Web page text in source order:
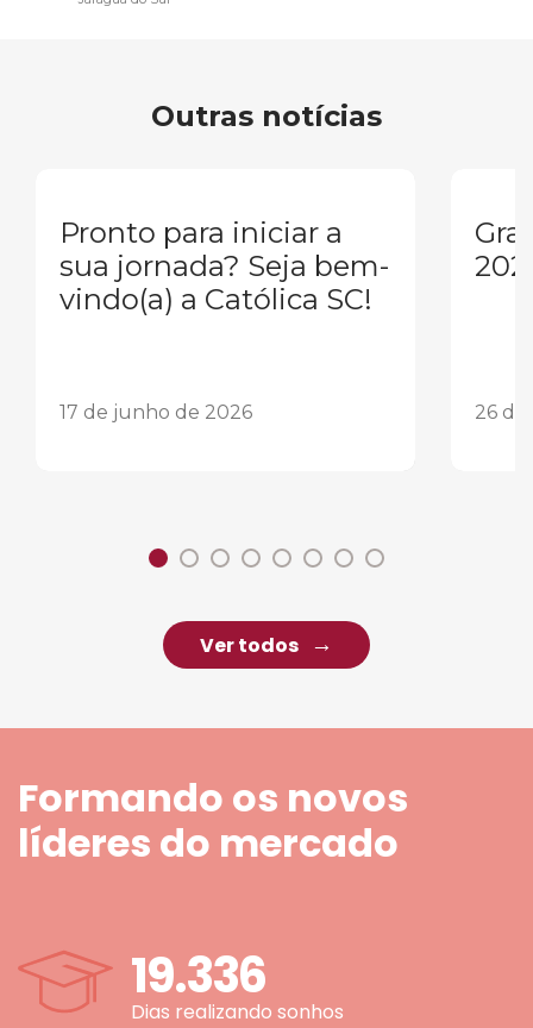
Outras notícias
Pronto para iniciar a
sua jornada? Seja bem-
vindo(a) a Católica SC!
17 de junho de 2026 26 de
Ver todos
Formando os novos
líderes do mercado
19.336
Dias realizando sonhos